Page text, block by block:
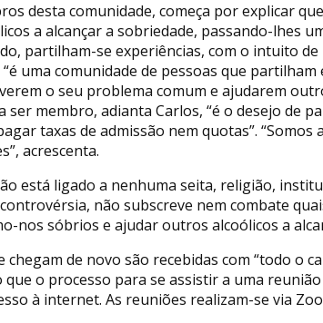
desta comunidade, começa por explicar
a alcançar a sobriedade, passando-lhes
partilham-se experiências, com o intuito
uma comunidade de pessoas que
o seu problema comum e ajudarem
ser membro, adianta Carlos, “é o desejo de
taxas de admissão nem quotas”.
acrescenta.
está ligado a nenhuma seita, religião,
não subscreve nem combate
nos sóbrios e ajudar outros alcoólicos a
chegam de novo são recebidas com “todo o
que o processo para se assistir a uma
à internet. As reuniões realizam-se via